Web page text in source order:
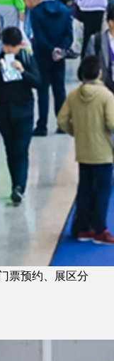
票预约、展区分